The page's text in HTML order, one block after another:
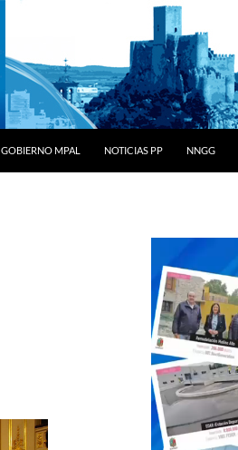
GOBIERNO MPAL NOTICIAS PP NNGG